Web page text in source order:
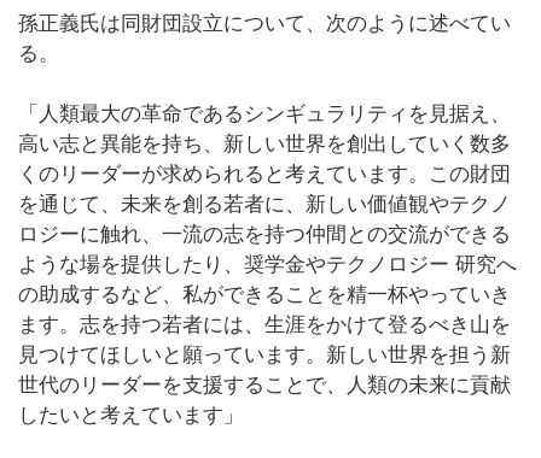
孫正義氏は同財団設立について、次のように述べてい
る。
「人類最大の革命であるシンギュラリティを見据え、
高い志と異能を持ち、新しい世界を創出していく数多
くのリーダーが求められると考えています。この財団
を通じて、未来を創る若者に、新しい価値観やテクノ
ロジーに触れ、一流の志を持つ仲間との交流ができる
ような場を提供したり、奨学金やテクノロジー 研究へ
の助成するなど、私ができることを精一杯やっていき
ます。志を持つ若者には、生涯をかけて登るべき山を
見つけてほしいと願っています。新しい世界を担う新
世代のリーダーを支援することで、人類の未来に貢献
したいと考えています」